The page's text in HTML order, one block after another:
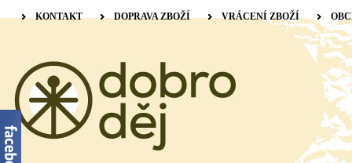
KONTAKT DOPRAVA ZBOŽÍ VRÁCENÍ ZBOŽÍ